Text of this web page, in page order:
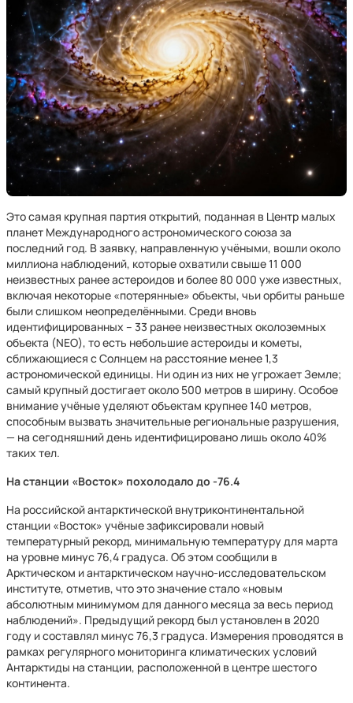
Это самая крупная партия открытий, поданная в Центр малых
планет Международного астрономического союза за
последний год. В заявку, направленную учёными, вошли около
миллиона наблюдений, которые охватили свыше 11 000
неизвестных ранее астероидов и более 80 000 уже известных,
включая некоторые «потерянные» объекты, чьи орбиты раньше
были слишком неопределёнными. Среди вновь
идентифицированных – 33 ранее неизвестных околоземных
объекта (NEO), то есть небольшие астероиды и кометы,
сближающиеся с Солнцем на расстояние менее 1,3
астрономической единицы. Ни один из них не угрожает Земле;
самый крупный достигает около 500 метров в ширину. Особое
внимание учёные уделяют объектам крупнее 140 метров,
способным вызвать значительные региональные разрушения,
— на сегодняшний день идентифицировано лишь около 40%
таких тел.
На станции «Восток» похолодало до -76.4
На российской антарктической внутриконтинентальной
станции «Восток» учёные зафиксировали новый
температурный рекорд, минимальную температуру для марта
на уровне минус 76,4 градуса. Об этом сообщили в
Арктическом и антарктическом научно-исследовательском
институте, отметив, что это значение стало «новым
абсолютным минимумом для данного месяца за весь период
наблюдений». Предыдущий рекорд был установлен в 2020
году и составлял минус 76,3 градуса. Измерения проводятся в
рамках регулярного мониторинга климатических условий
Антарктиды на станции, расположенной в центре шестого
континента.